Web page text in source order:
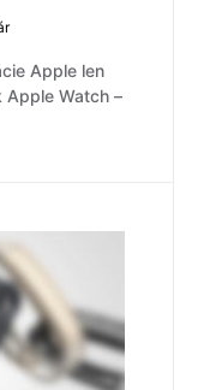
Apple len
Watch –